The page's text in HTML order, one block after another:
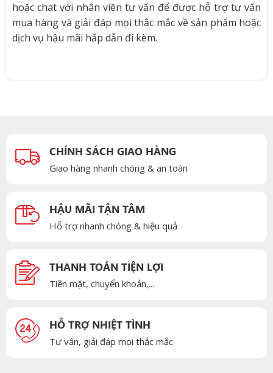
hoặc chat với nhân viên tư vấn để được hỗ trợ tư vấn
mua hàng và giải đáp mọi thắc mắc về sản phẩm hoặc
dịch vụ hậu mãi hấp dẫn đi kèm.
CHÍNH SÁCH GIAO HÀNG
Giao hàng nhanh chóng & an toàn
HẬU MÃI TẬN TÂM
Hỗ trợ nhanh chóng & hiệu quả
THANH TOÁN TIỆN LỢI
Tiền mặt, chuyển khoản,...
HỖ TRỢ NHIỆT TÌNH
Tư vấn, giải đáp mọi thắc mắc